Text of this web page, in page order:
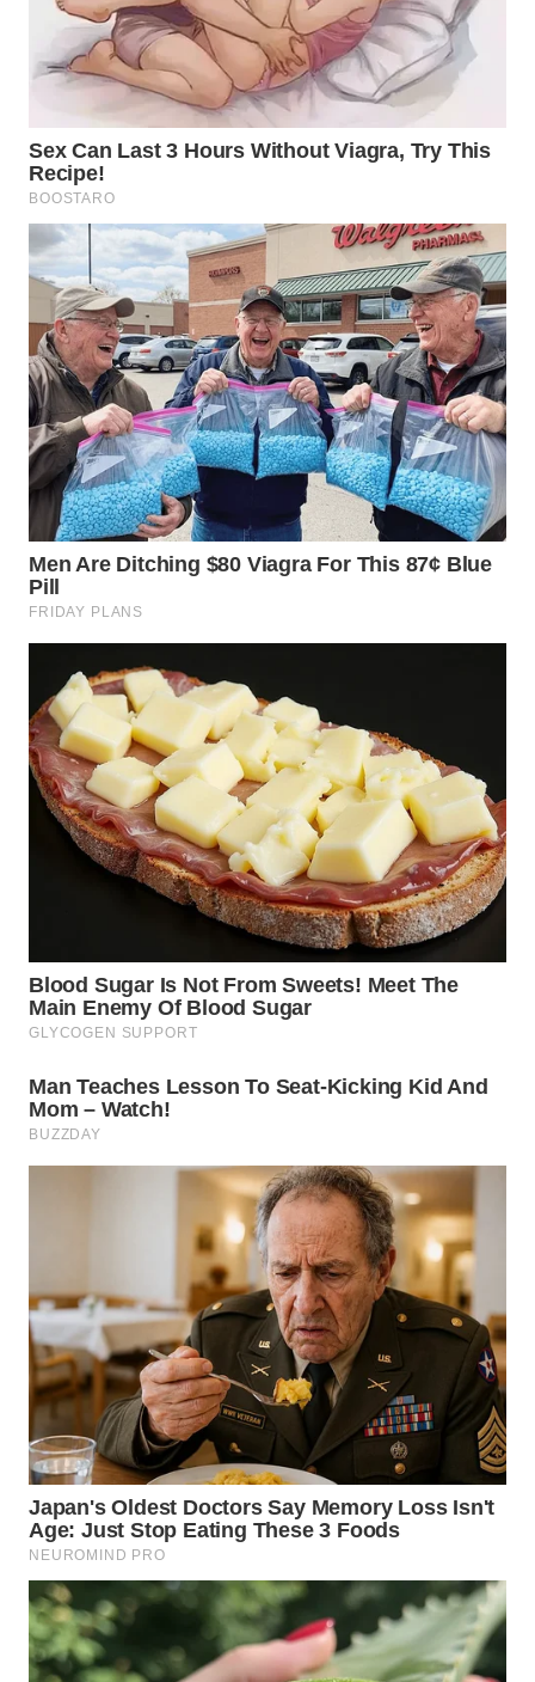
WN
LABUHANBATU
TAPANULI
TENGAH
SERDANG
WN
TEBING
TINGGI
WN
PAKPAK
WN
KARAWANG
BEKASI
WN
BOGOR
WN
DEPOK
WN
WN
SAMOSIR
PADANG
LAWAS
CIANJUR
WN
KEPULAUAN
SERIBU
WN
TANGERANG
WN
BINJAI
WN
CIREBON